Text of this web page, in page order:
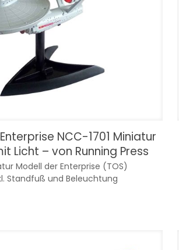
NCC-1701 Miniatur
Licht – von Running Press
Modell der Enterprise (TOS)
Standfuß und Beleuchtung